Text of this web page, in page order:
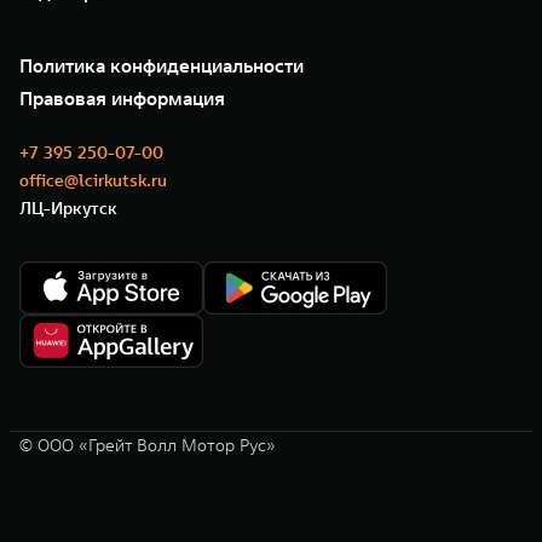
Зарядные станции
Сервис
Нулевое ТО
Моторные масла
35 лет GWM
GWM ТЕХ ДЕНЬ
Новости
Политика конфиденциальности
Правовая информация
+7 395 250-07-00
office@lcirkutsk.ru
ЛЦ-Иркутск
© ООО «Грейт Волл Мотор Рус»